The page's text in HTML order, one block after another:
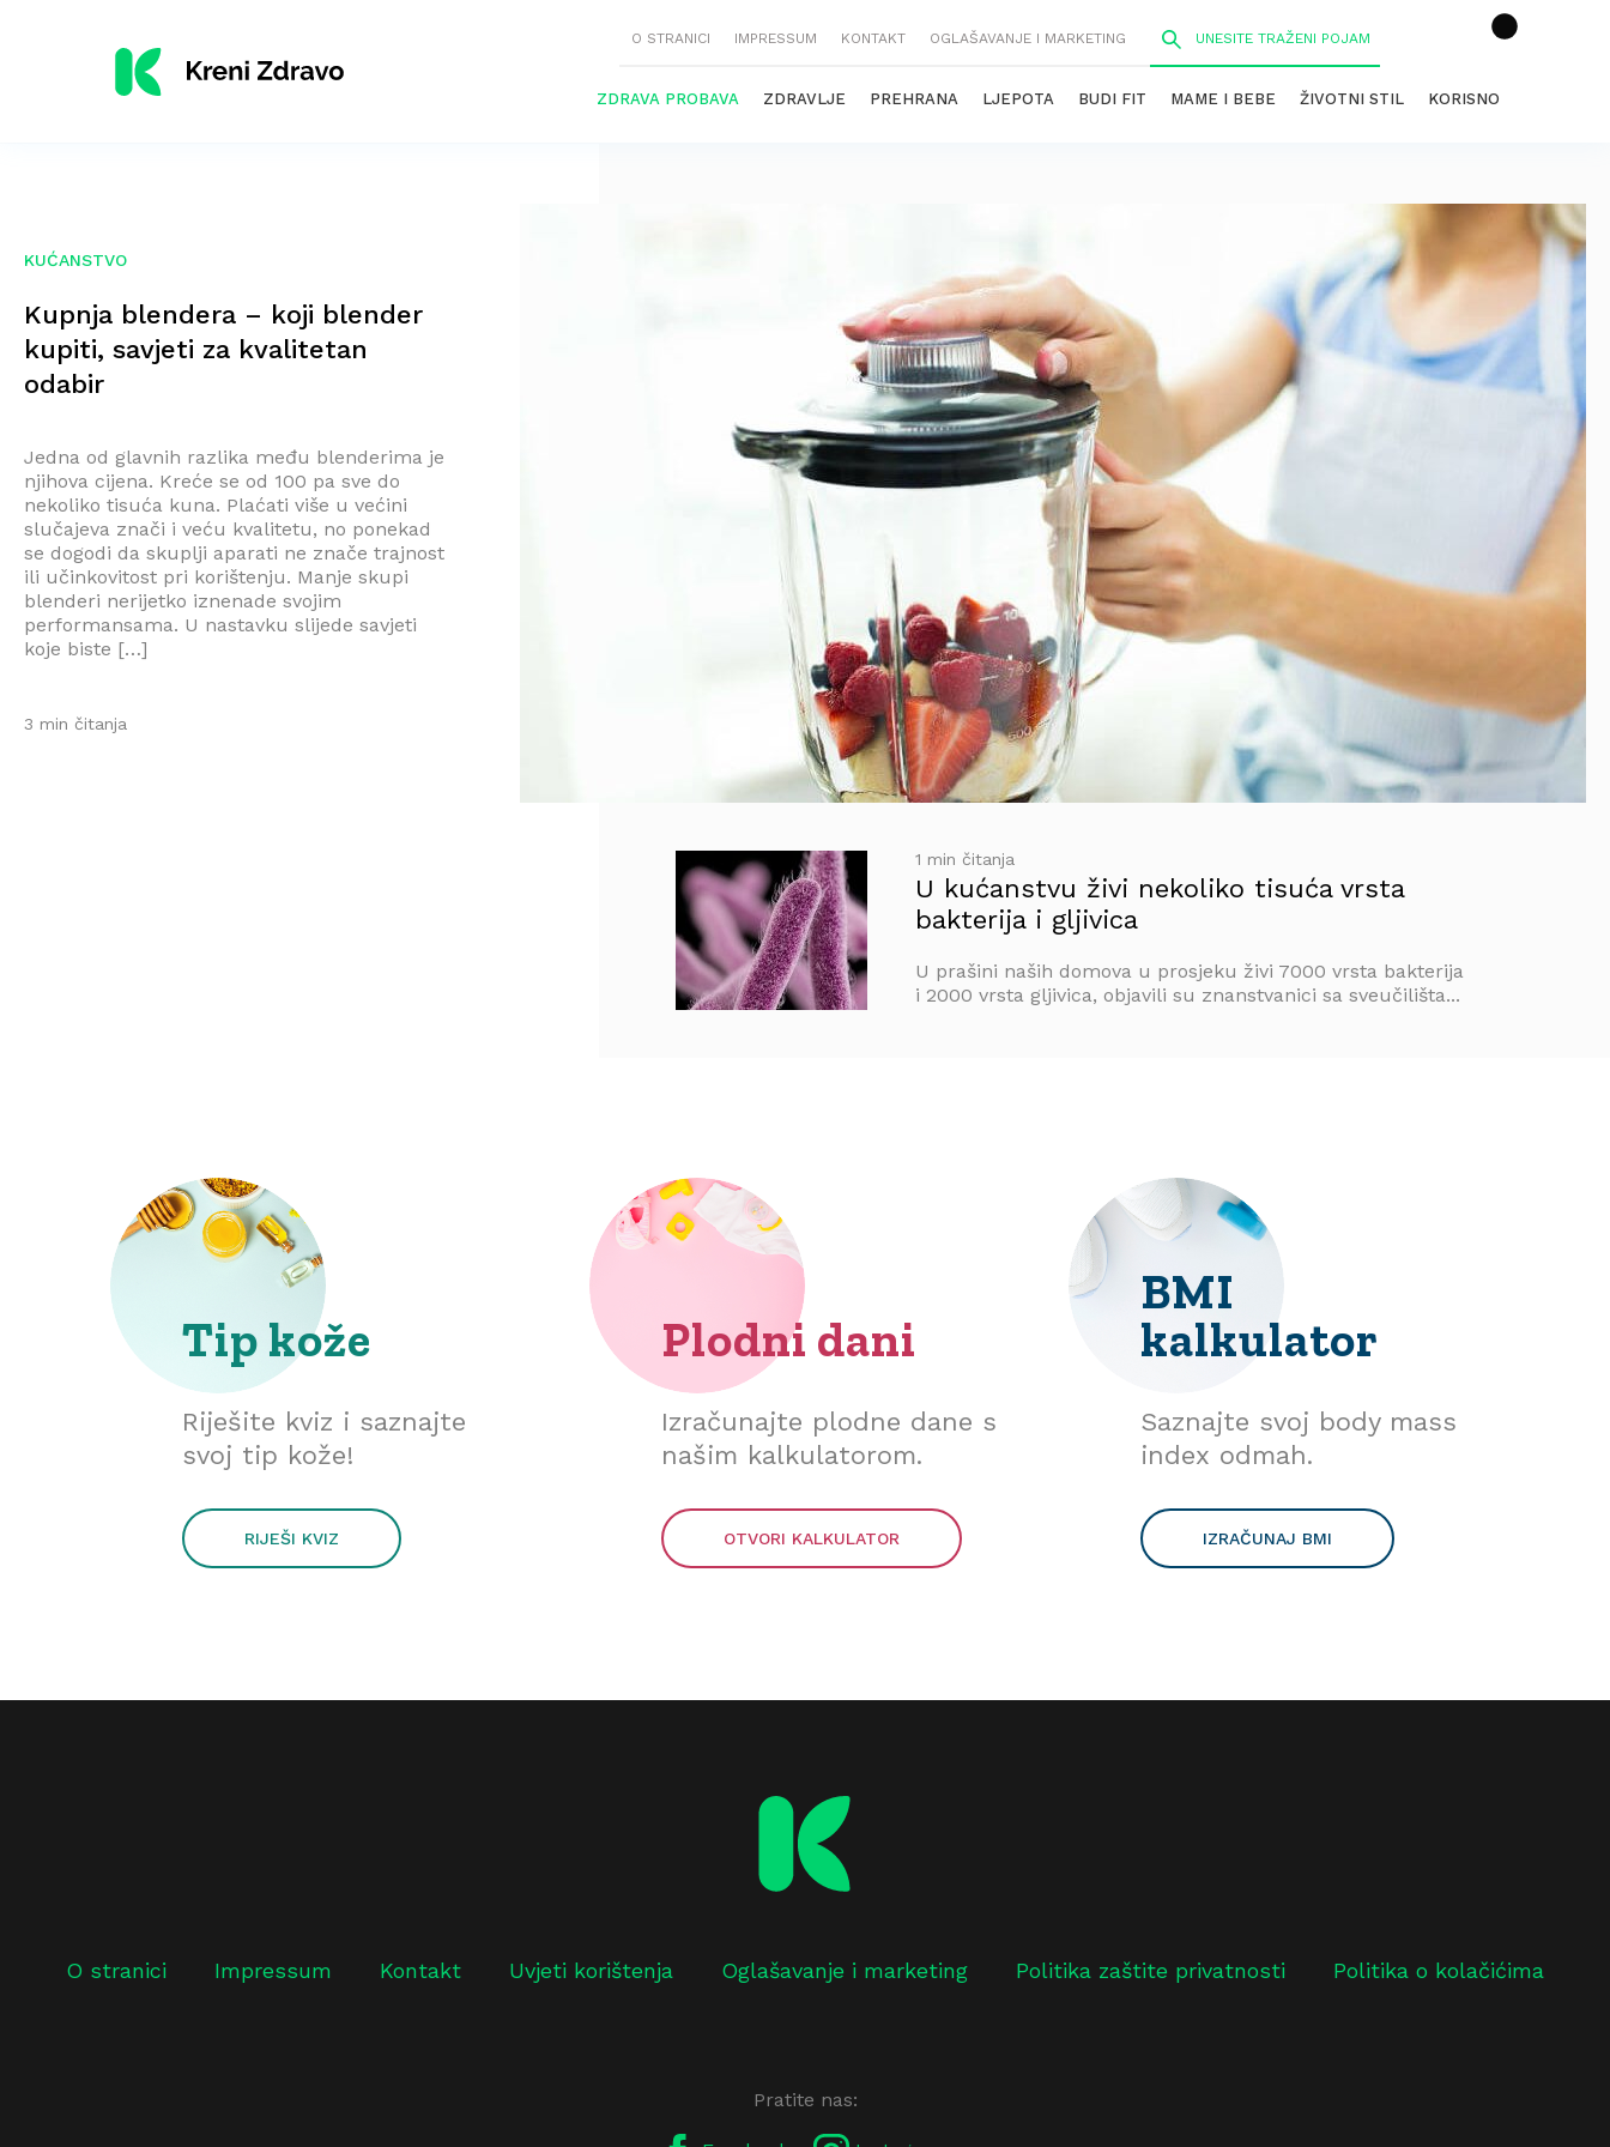
O STRANICI IMPRESSUM KONTAKT OGLAŠAVANJE I MARKETING
ZDRAVA PROBAVA ZDRAVLJE PREHRANA LJEPOTA BUDI FIT MAME I BEBE ŽIVOTNI STIL KORISNO
KUĆANSTVO
Kupnja blendera – koji blender
kupiti, savjeti za kvalitetan
odabir
Jedna od glavnih razlika među blenderima je
njihova cijena. Kreće se od 100 pa sve do
nekoliko tisuća kuna. Plaćati više u većini
slučajeva znači i veću kvalitetu, no ponekad
se dogodi da skuplji aparati ne znače trajnost
ili učinkovitost pri korištenju. Manje skupi
blenderi nerijetko iznenade svojim
performansama. U nastavku slijede savjeti
koje biste […]
3 min čitanja
1 min čitanja
U kućanstvu živi nekoliko tisuća vrsta
bakterija i gljivica
U prašini naših domova u prosjeku živi 7000 vrsta bakterija
i 2000 vrsta gljivica, objavili su znanstvanici sa sveučilišta...
Tip kože
Riješite kviz i saznajte
svoj tip kože!
RIJEŠI KVIZ
Plodni dani
Izračunajte plodne dane s
našim kalkulatorom.
OTVORI KALKULATOR
BMI
kalkulator
Saznajte svoj body mass
index odmah.
IZRAČUNAJ BMI
O stranici Impressum Kontakt Uvjeti korištenja Oglašavanje i marketing Politika zaštite privatnosti Politika o kolačićima
Pratite nas: